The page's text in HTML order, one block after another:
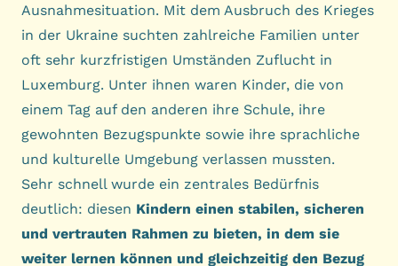
Ausnahmesituation. Mit dem Ausbruch des Krieges
in der Ukraine suchten zahlreiche Familien unter
oft sehr kurzfristigen Umständen Zuflucht in
Luxemburg. Unter ihnen waren Kinder, die von
einem Tag auf den anderen ihre Schule, ihre
gewohnten Bezugspunkte sowie ihre sprachliche
und kulturelle Umgebung verlassen mussten.
Sehr schnell wurde ein zentrales Bedürfnis
deutlich: diesen Kindern einen stabilen, sicheren
und vertrauten Rahmen zu bieten, in dem sie
weiter lernen können und gleichzeitig den Bezug